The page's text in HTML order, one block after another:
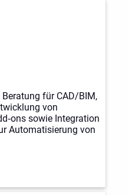
für CAD/BIM,
von
sowie Integration
Automatisierung von